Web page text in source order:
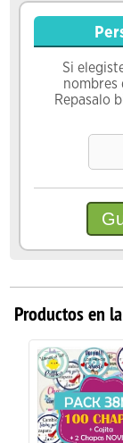
Si
nombres
Repasalo
Productos en